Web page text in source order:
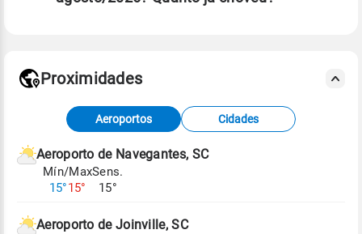
Fonte: dados combinados de estações
meteorológicas e satélite do Centro de Previsão
de Tempo e Estudos Climáticos (CPTEC).
Para obter mais informações sobre os dados
Proximidades
Aeroportos Cidades
Aeroporto de Navegantes, SC
Mín/Max
15°15°
Sens.
15°
Aeroporto de Joinville, SC